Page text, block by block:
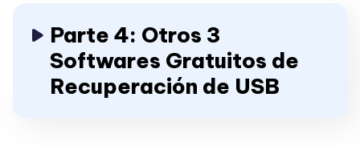
Parte 4: Otros 3
Softwares Gratuitos de
Recuperación de USB